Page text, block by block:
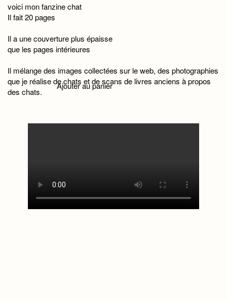
voici mon fanzine chat
Il fait 20 pages
Il a une couverture plus épaisse
que les pages intérieures
Il mélange des images collectées sur le web, des photographies
que je réalise de chats et de scans de livres anciens à propos
des chats.
Ajouter au panier